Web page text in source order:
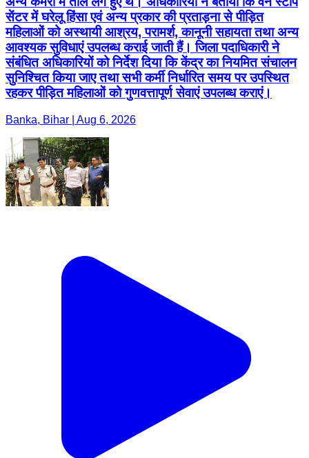
सेंटर में घरेलू हिंसा एवं अन्य प्रकार की प्रताड़ना से पीड़ित
महिलाओं को अस्थायी आश्रय, परामर्श, कानूनी सहायता तथा अन्य
आवश्यक सुविधाएं उपलब्ध कराई जाती हैं। जिला पदाधिकारी ने
संबंधित अधिकारियों को निर्देश दिया कि केंद्र का नियमित संचालन
सुनिश्चित किया जाए तथा सभी कर्मी निर्धारित समय पर उपस्थित
रहकर पीड़ित महिलाओं को गुणवत्तापूर्ण सेवाएं उपलब्ध कराएं।
Banka, Bihar | Aug 6, 2026